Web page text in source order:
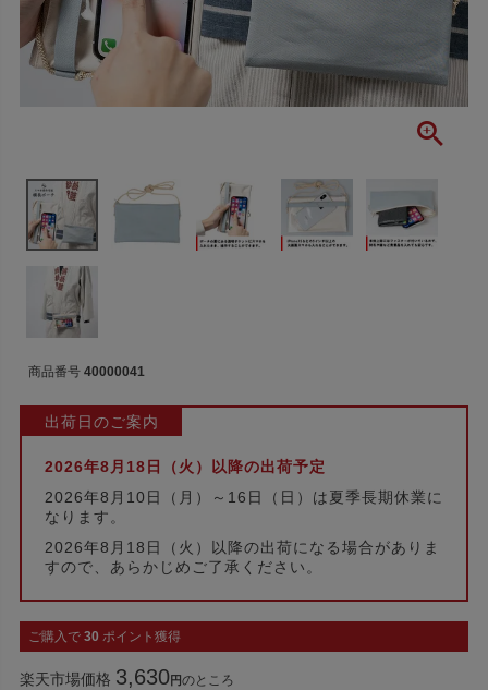
商品番号 40000041
出荷日のご案内
2026年8月18日（火）以降の出荷予定
2026年8月10日（月）～16日（日）は夏季長期休業に
なります。
2026年8月18日（火）以降の出荷になる場合がありま
すので、あらかじめご了承ください。
ご購入で 30 ポイント獲得
楽天市場価格 3,630 のところ